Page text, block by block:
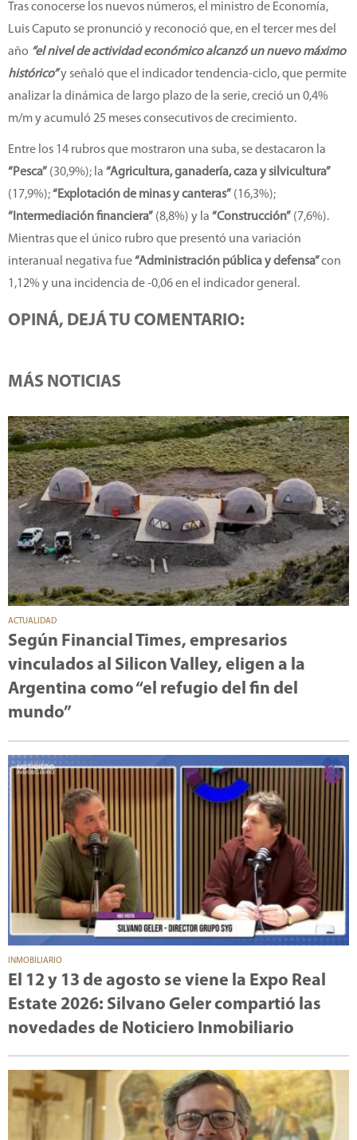
Tras conocerse los nuevos números, el ministro de Economía,
Luis Caputo se pronunció y reconoció que, en el tercer mes del
año “el nivel de actividad económico alcanzó un nuevo máximo
histórico”y señaló que el indicador tendencia-ciclo, que permite
analizar la dinámica de largo plazo de la serie, creció un 0,4%
m/m y acumuló 25 meses consecutivos de crecimiento.
Entre los 14 rubros que mostraron una suba, se destacaron la
“Pesca” (30,9%); la “Agricultura, ganadería, caza y silvicultura”
(17,9%);“Explotación de minas y canteras” (16,3%);
“Intermediación financiera” (8,8%) y la “Construcción” (7,6%).
Mientras que el único rubro que presentó una variación
interanual negativa fue“Administración pública y defensa”con
1,12% y una incidencia de -0,06 en el indicador general.
OPINÁ, DEJÁ TU COMENTARIO:
MÁS NOTICIAS
ACTUALIDAD
Según Financial Times, empresarios
vinculados al Silicon Valley, eligen a la
Argentina como “el refugio del fin del
mundo”
INMOBILIARIO
El 12 y 13 de agosto se viene la Expo Real
Estate 2026: Silvano Geler compartió las
novedades de Noticiero Inmobiliario